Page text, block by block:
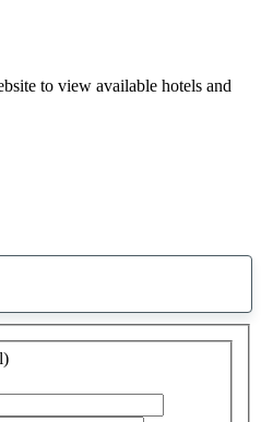
to view available hotels and
sugerencia
encontrada